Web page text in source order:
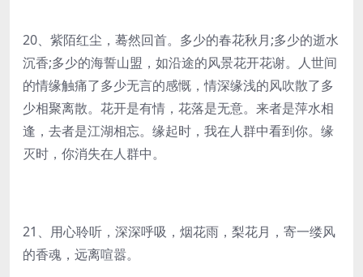
20、紫陌红尘，蓦然回首。多少的春花秋月;多少的逝水
沉香;多少的海誓山盟，如沿途的风景花开花谢。人世间
的情缘触痛了多少无言的感慨，情深缘浅的风吹散了多
少相聚离散。花开是有情，花落是无意。来者是萍水相
逢，去者是江湖相忘。缘起时，我在人群中看到你。缘
灭时，你消失在人群中。
21、用心聆听，深深呼吸，烟花雨，梨花月，寄一缕风
的香魂，远离喧嚣。